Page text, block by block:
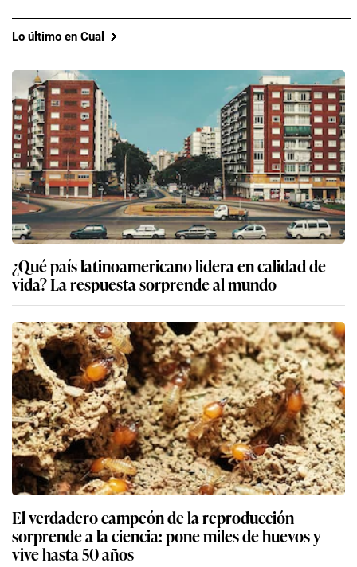
Lo último en Cual
¿Qué país latinoamericano lidera en calidad de
vida? La respuesta sorprende al mundo
El verdadero campeón de la reproducción
sorprende a la ciencia: pone miles de huevos y
vive hasta 50 años